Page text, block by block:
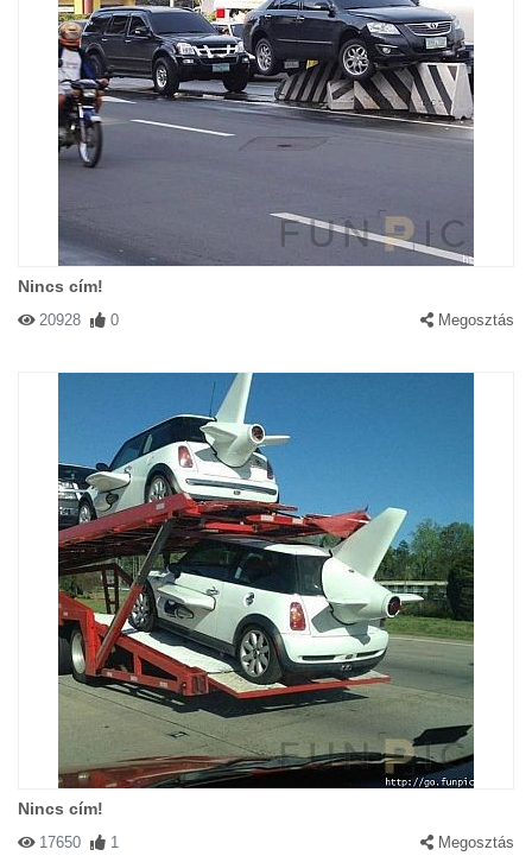
Nincs cím!
20928 0 Megosztás
Nincs cím!
17650 1 Megosztás